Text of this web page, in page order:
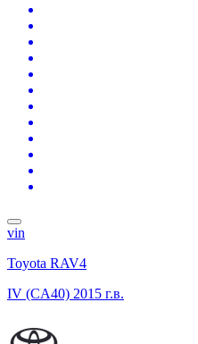
vin
Toyota RAV4
IV (CA40) 2015 г.в.